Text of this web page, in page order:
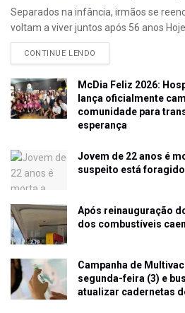
Separados na infância, irmãos se
voltam a viver juntos após 56 anos
CONTINUE LENDO
McDia Feliz 2026:
lança oficialmente
comunidade para
esperança
Jovem de 22 anos é
suspeito está foragido
Após reinauguração
dos combustíveis
Campanha de
segunda-feira (3) e
atualizar cadernetas